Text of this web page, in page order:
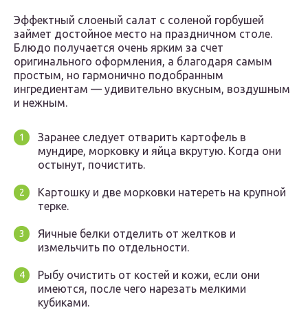
Эффектный слоеный салат с соленой горбушей
займет достойное место на праздничном столе.
Блюдо получается очень ярким за счет
оригинального оформления, а благодаря самым
простым, но гармонично подобранным
ингредиентам — удивительно вкусным, воздушным
и нежным.
Заранее следует отварить картофель в
мундире, морковку и яйца вкрутую. Когда они
остынут, почистить.
Картошку и две морковки натереть на крупной
терке.
Яичные белки отделить от желтков и
измельчить по отдельности.
Рыбу очистить от костей и кожи, если они
имеются, после чего нарезать мелкими
кубиками.